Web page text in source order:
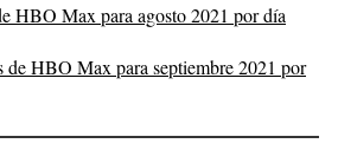
HBO Max para agosto 2021 por día
de HBO Max para septiembre 2021 por